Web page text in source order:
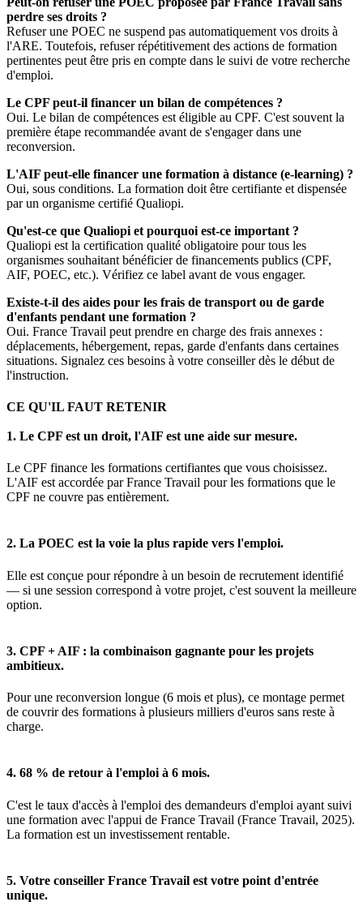
perdre ses droits ?
Refuser une POEC ne suspend pas automatiquement vos droits à
l'ARE. Toutefois, refuser répétitivement des actions de formation
pertinentes peut être pris en compte dans le suivi de votre recherche
d'emploi.
Le CPF peut-il financer un bilan de compétences ?
Oui. Le bilan de compétences est éligible au CPF. C'est souvent la
première étape recommandée avant de s'engager dans une
reconversion.
L'AIF peut-elle financer une formation à distance (e-learning) ?
Oui, sous conditions. La formation doit être certifiante et dispensée
par un organisme certifié Qualiopi.
Qu'est-ce que Qualiopi et pourquoi est-ce important ?
Qualiopi est la certification qualité obligatoire pour tous les
organismes souhaitant bénéficier de financements publics (CPF,
AIF, POEC, etc.). Vérifiez ce label avant de vous engager.
Existe-t-il des aides pour les frais de transport ou de garde
d'enfants pendant une formation ?
Oui. France Travail peut prendre en charge des frais annexes :
déplacements, hébergement, repas, garde d'enfants dans certaines
situations. Signalez ces besoins à votre conseiller dès le début de
l'instruction.
CE QU'IL FAUT RETENIR
1. Le CPF est un droit, l'AIF est une aide sur mesure.
Le CPF finance les formations certifiantes que vous choisissez.
L'AIF est accordée par France Travail pour les formations que le
CPF ne couvre pas entièrement.
2. La POEC est la voie la plus rapide vers l'emploi.
Elle est conçue pour répondre à un besoin de recrutement identifié
— si une session correspond à votre projet, c'est souvent la meilleure
option.
3. CPF + AIF : la combinaison gagnante pour les projets
ambitieux.
Pour une reconversion longue (6 mois et plus), ce montage permet
de couvrir des formations à plusieurs milliers d'euros sans reste à
charge.
4. 68 % de retour à l'emploi à 6 mois.
C'est le taux d'accès à l'emploi des demandeurs d'emploi ayant suivi
une formation avec l'appui de France Travail (France Travail, 2025).
La formation est un investissement rentable.
5. Votre conseiller France Travail est votre point d'entrée
unique.